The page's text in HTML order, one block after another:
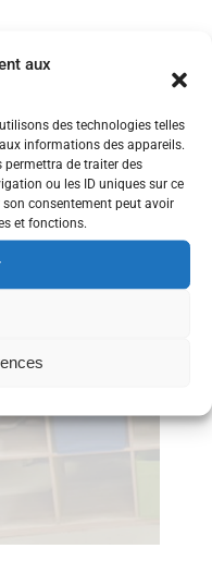
aux
des technologies telles
informations des appareils.
permettra de traiter des
ou les ID uniques sur ce
consentement peut avoir
et fonctions.